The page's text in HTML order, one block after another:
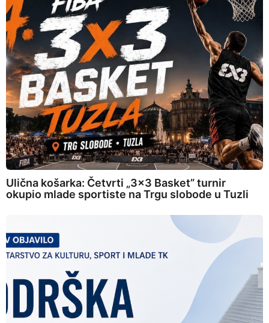
Ulična košarka: Četvrti „3×3 Basket” turnir
okupio mlade sportiste na Trgu slobode u Tuzli